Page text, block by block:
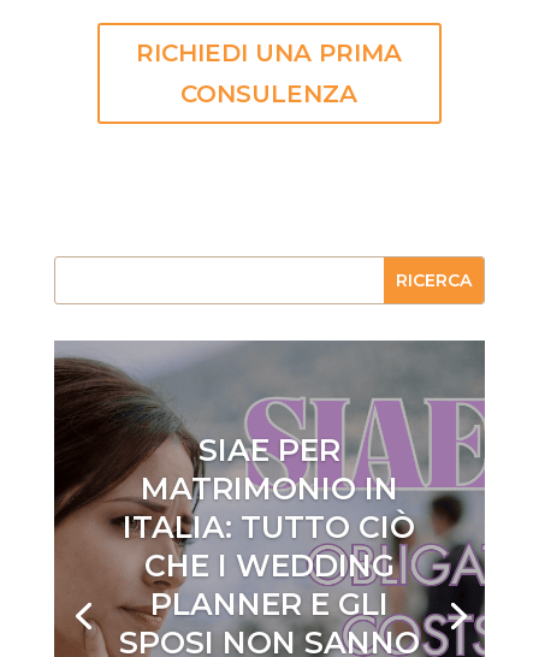
RICHIEDI UNA PRIMA
CONSULENZA
SIAE PER
MATRIMONIO IN
ITALIA: TUTTO CIÒ
CHE I WEDDING
PLANNER E GLI
SPOSI NON SANNO